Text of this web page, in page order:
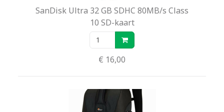
SanDisk Ultra 32 GB SDHC 80MB/s Class
10 SD-kaart
€ 16,00